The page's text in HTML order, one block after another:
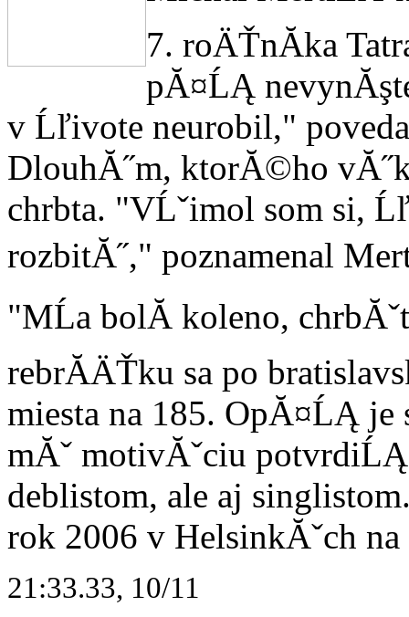
7. roÄŤnĂ­ka
pĂ¤ĹĄ
v Ĺľivote neurobil,"
DlouhĂ˝m, ktorĂ©ho
chrbta. "VĹˇimol som si,
rozbitĂ˝," poznamenal
"MĹa bolĂ­ koleno,
rebrĂ­ÄŤku sa po
miesta na 185. OpĂ¤ĹĄ
mĂˇ motivĂˇciu
deblistom, ale aj
rok 2006 v HelsinkĂˇch
21:33.33, 10/11